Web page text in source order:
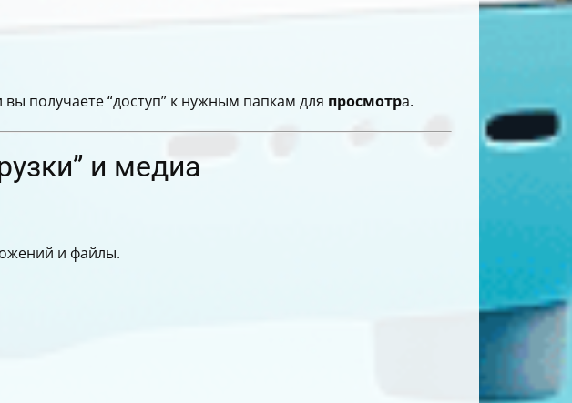
получаете “доступ” к нужным папкам для просмотра.
и медиа
и файлы.